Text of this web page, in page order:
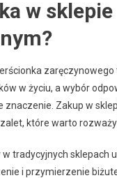
w sklepie
zaręczynowego
w życiu, a wybór
znaczenie. Zakup w
które warto
w tradycyjnych sklepach
i przymierzenie